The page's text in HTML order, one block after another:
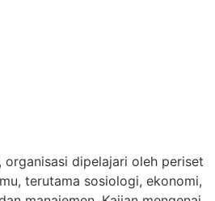
organisasi dipelajari oleh periset
terutama sosiologi, ekonomi,